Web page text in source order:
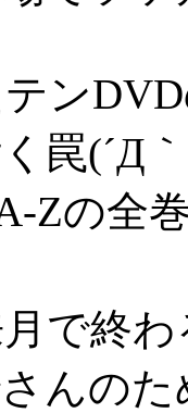
ン
罠(´Д
Zの全
で終
んのた